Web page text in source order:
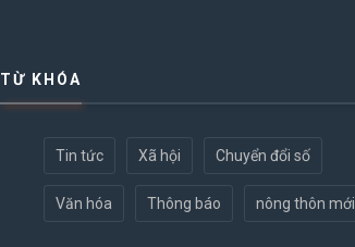
TỪ KHÓA
Tin tức Xã hội Chuyển đổi số
Văn hóa Thông báo nông thôn mới